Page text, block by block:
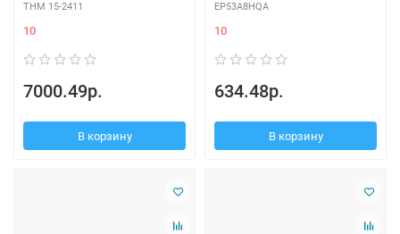
THM 15-2411
10
7000.49р.
В корзину
EP53A8HQA
10
634.48р.
В корзину